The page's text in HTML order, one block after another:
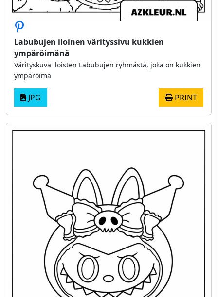
Labubujen iloinen värityssivu kukkien
ympäröimänä
Värityskuva iloisten Labubujen ryhmästä, joka on kukkien
ympäröimä
JPG PRINT